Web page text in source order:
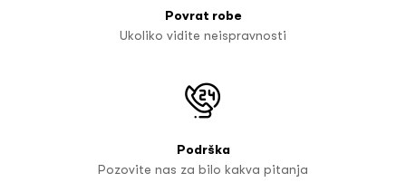
Povrat robe
Ukoliko vidite neispravnosti
Podrška
Pozovite nas za bilo kakva pitanja